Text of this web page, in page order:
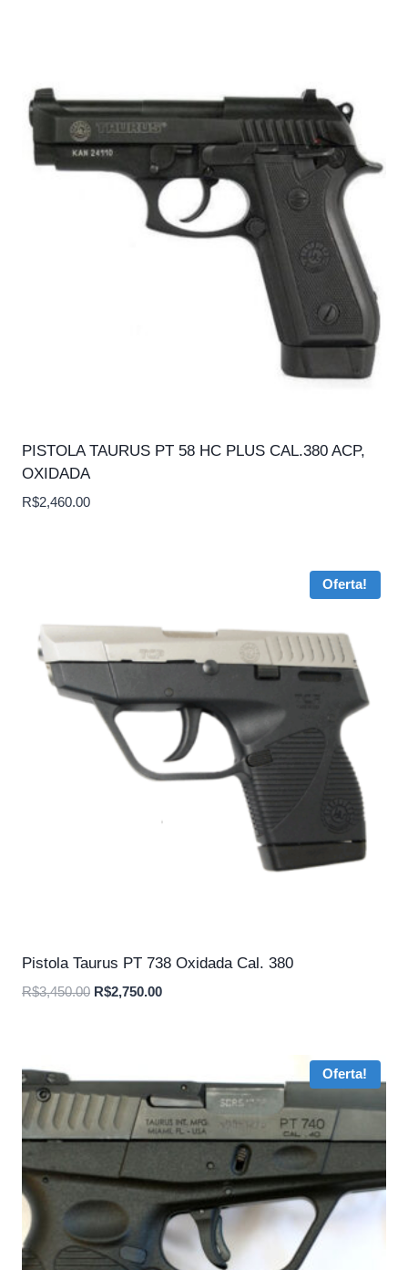
PISTOLA TAURUS PT 58 HC PLUS CAL.380 ACP,
OXIDADA
R$2,460.00
Oferta!
Pistola Taurus PT 738 Oxidada Cal. 380
R$3,450.00 O
R$2,750.00O
Oferta!